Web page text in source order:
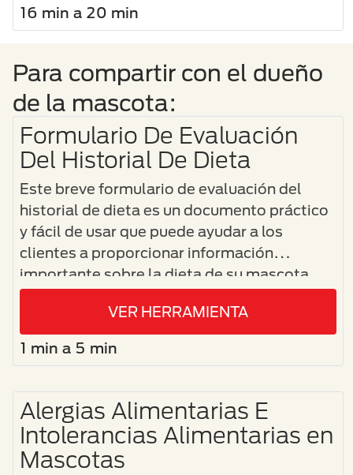
16 min a 20 min
Para compartir con el dueño
de la mascota:
Formulario De Evaluación
Del Historial De Dieta
Este breve formulario de evaluación del
historial de dieta es un documento práctico
y fácil de usar que puede ayudar a los
clientes a proporcionar información
importante sobre la dieta de su mascota.
VER HERRAMIENTA
1 min a 5 min
Alergias Alimentarias E
Intolerancias Alimentarias en
Mascotas